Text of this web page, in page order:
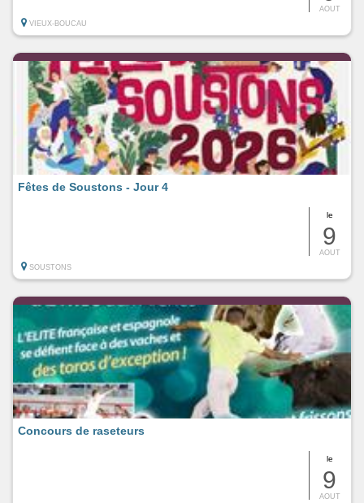
AOUT
VIEUX-BOUCAU
le
9
AOUT
Fêtes de Soustons - Jour 4
SOUSTONS
le
9
AOUT
Concours de raseteurs